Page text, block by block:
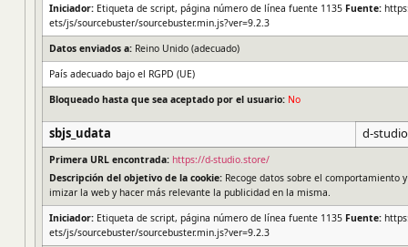
Iniciador: Etiqueta de script, página número de línea fuente 1135 Fuente:
ets/js/sourcebuster/sourcebuster.min.js?ver=9.2.3
Datos enviados a: Reino Unido (adecuado)
País adecuado bajo el RGPD (UE)
Bloqueado hasta que sea aceptado por el usuario: No
sbjs_udata d-
Primera URL encontrada: https://d-studio.store/
Descripción del objetivo de la cookie: Recoge datos sobre el comportamiento
imizar la web y hacer más relevante la publicidad en la misma.
Iniciador: Etiqueta de script, página número de línea fuente 1135 Fuente:
ets/js/sourcebuster/sourcebuster.min.js?ver=9.2.3